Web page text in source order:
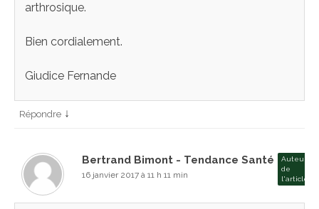
arthrosique.
Bien cordialement.
Giudice Fernande
Répondre ↓
Bertrand Bimont - Tendance Santé
Auteur
de
l'article
16 janvier 2017 à 11 h 11 min